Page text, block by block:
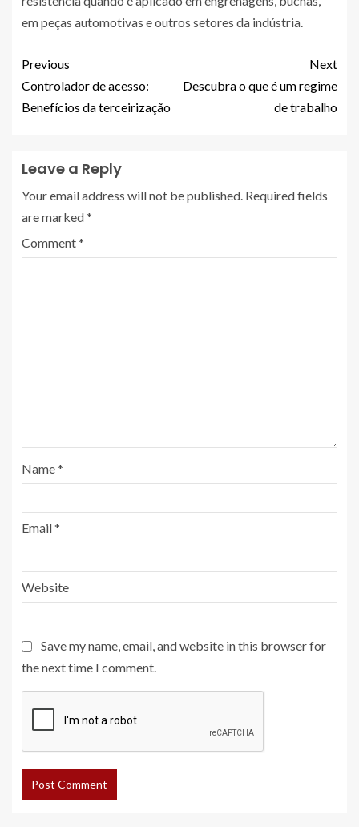
em peças automotivas e outros setores da indústria.
Previous
Controlador de acesso:
Benefícios da terceirização
Next
Descubra o que é um regime
de trabalho
Leave a Reply
Your email address will not be published. Required fields
are marked*
Comment*
Name*
Email*
Website
Save my name, email, and website in this browser for
the next time I comment.